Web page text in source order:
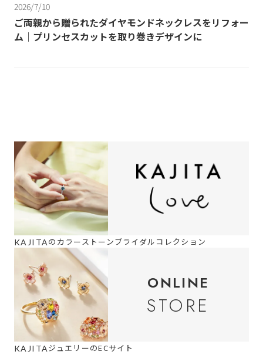
2026/7/10
ご両親から贈られたダイヤモンドネックレスをリフォー
ム｜プリンセスカットを取り巻きデザインに
KAJITAの カラーストーンブライダルコレクション
ONLINE
STORE
KAJITAジュエリーのECサイト